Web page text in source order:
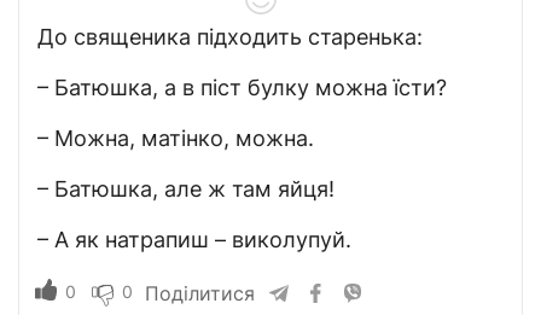
До священика підходить старенька:
– Батюшка, а в піст булку можна їсти?
– Можна, матінко, можна.
– Батюшка, але ж там яйця!
– А як натрапиш – виколупуй.
0 0 Поділитися